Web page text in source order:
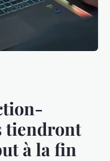
tiendront
à la fin